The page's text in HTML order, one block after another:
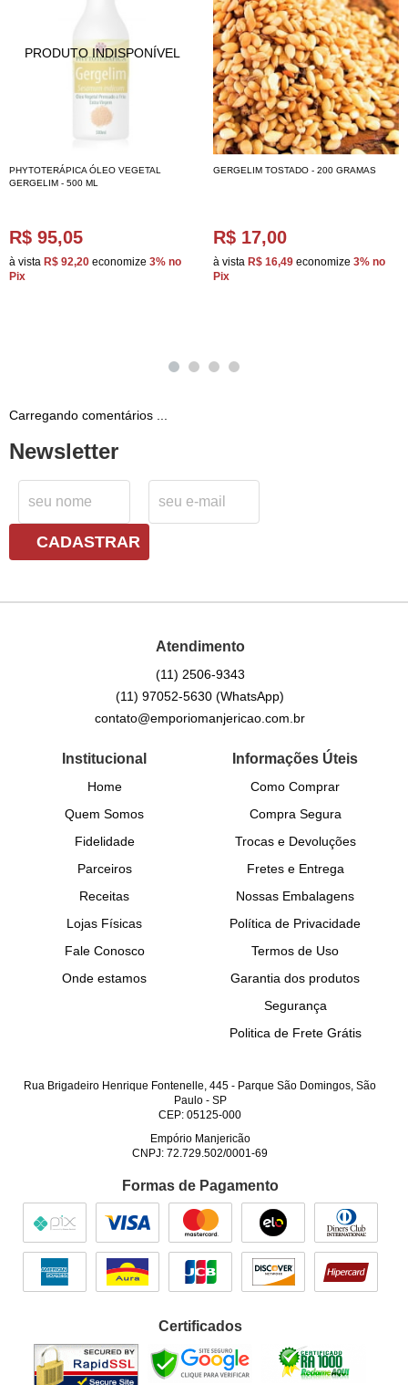
PHYTOTERÁPICA ÓLEO VEGETAL
GERGELIM - 500 ML
R$ 95,05
à vista R$ 92,20 economize 3% no
Pix
GERGELIM TOSTADO - 200 GRAMAS
R$ 17,00
à vista R$ 16,49 economize 3% no
Pix
Carregando comentários ...
Newsletter
CADASTRAR
Atendimento
(11) 2506-9343
(11) 97052-5630(WhatsApp)
contato@emporiomanjericao.com.br
Institucional
Home
Quem Somos
Fidelidade
Parceiros
Receitas
Lojas Físicas
Fale Conosco
Onde estamos
Informações Úteis
Como Comprar
Compra Segura
Trocas e Devoluções
Fretes e Entrega
Nossas Embalagens
Política de Privacidade
Termos de Uso
Garantia dos produtos
Segurança
Politica de Frete Grátis
Rua Brigadeiro Henrique Fontenelle, 445 - Parque São Domingos, São
Paulo- SP
CEP: 05125-000
Empório Manjericão
CNPJ: 72.729.502/0001-69
Formas de Pagamento
Certificados